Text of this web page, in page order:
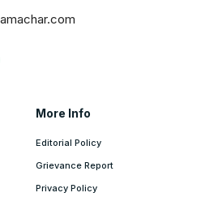
More Info
Editorial Policy
Grievance Report
Privacy Policy